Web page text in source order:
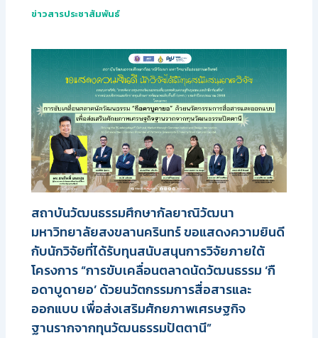
ข่าวสารประชาสัมพันธ์
สถาบันวัฒนธรรมศึกษากัลยาณิวัฒนา
มหาวิทยาลัยสงขลานครินทร์ ขอแสดงความยินดี
กับนักวิจัยที่ได้รับทุนสนับสนุนการวิจัยภายใต้
โครงการ “การขับเคลื่อนตลาดนัดวัฒนธรรม ‘กื
อดาบูดายอ’ ด้วยนวัตกรรมการสื่อสารและ
ออกแบบ เพื่อส่งเสริมศักยภาพเศรษฐกิจ
ฐานรากจากทุนวัฒนธรรมปัตตานี”